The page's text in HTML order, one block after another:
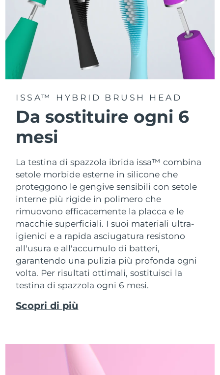
ISSA™ HYBRID BRUSH HEAD
Da sostituire ogni 6
mesi
La testina di spazzola ibrida issa™ combina
setole morbide esterne in silicone che
proteggono le gengive sensibili con setole
interne più rigide in polimero che
rimuovono efficacemente la placca e le
macchie superficiali. I suoi materiali ultra-
igienici e a rapida asciugatura resistono
all'usura e all'accumulo di batteri,
garantendo una pulizia più profonda ogni
volta. Per risultati ottimali, sostituisci la
testina di spazzola ogni 6 mesi.
Scopri di più